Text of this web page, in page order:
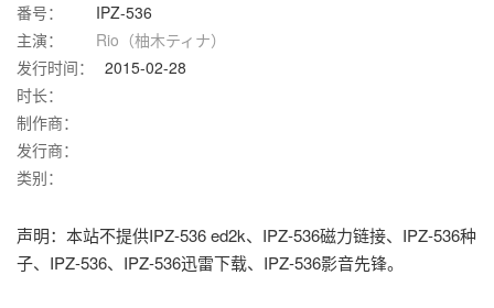
番号：
IPZ-536
主演：
Rio（柚木ティナ）
发行时间：
2015-02-28
时长：
制作商：
发行商：
类别：
声明：本站不提供IPZ-536 ed2k、IPZ-536磁力链接、IPZ-536种
子、IPZ-536、IPZ-536迅雷下载、IPZ-536影音先锋。